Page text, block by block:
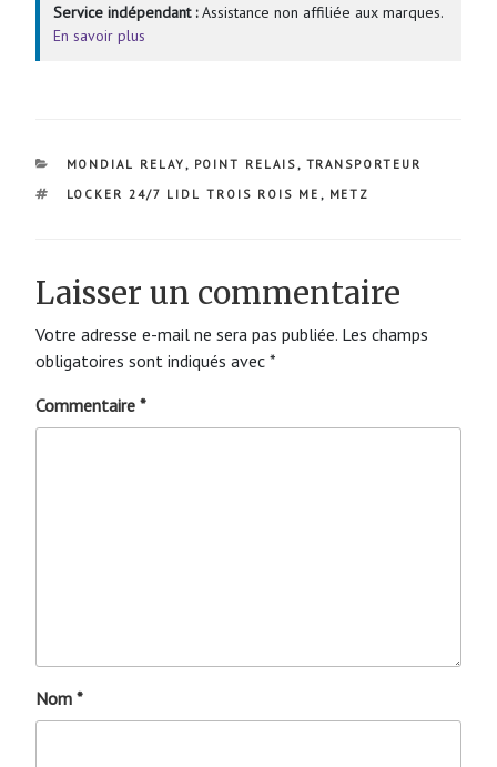
Service indépendant :Assistance non affiliée aux marques.
En savoir plus
CATÉGORIES
MONDIAL RELAY , POINT RELAIS , TRANSPORTEUR
ÉTIQUETTES
LOCKER 24/7 LIDL TROIS ROIS ME , METZ
Laisser un commentaire
Votre adresse e-mail ne sera pas publiée. Les champs
obligatoires sont indiqués avec *
Commentaire *
Nom *